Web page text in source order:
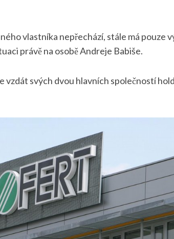
vlastníka nepřechází, stále má pouze
právě na osobě Andreje Babiše.
vzdát svých dvou hlavních společností